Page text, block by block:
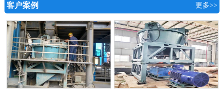
客户案例 更多>>